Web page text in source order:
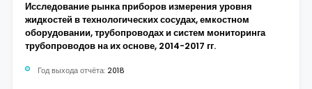
Исследование рынка приборов измерения уровня
жидкостей в технологических сосудах, емкостном
оборудовании, трубопроводах и систем мониторинга
трубопроводов на их основе, 2014-2017 гг.
Год выхода отчёта: 2018